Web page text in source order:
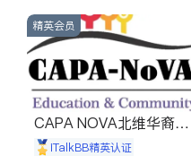
建筑合同、刑事案件全包办
信托/遗嘱
商业
索赔
律师-其它 保释
精英会员
CAPA NOVA北维华裔家
长会iTalkBB精英认证